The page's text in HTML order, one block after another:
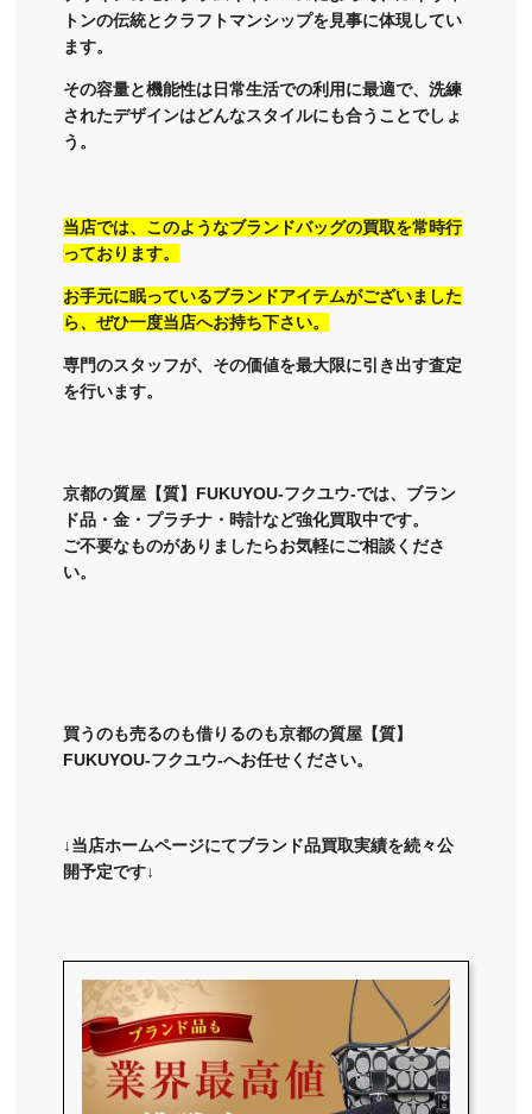
トンの伝統とクラフトマンシップを見事に体現してい
ます。
その容量と機能性は日常生活での利用に最適で、洗練
されたデザインはどんなスタイルにも合うことでしょ
う。
当店では、このようなブランドバッグの買取を常時行
っております。
お手元に眠っているブランドアイテムがございました
ら、ぜひ一度当店へお持ち下さい。
専門のスタッフが、その価値を最大限に引き出す査定
を行います。
京都の質屋【質】FUKUYOU-フクユウ-では、ブラン
ド品・金・プラチナ・時計など強化買取中です。
ご不要なものがありましたらお気軽にご相談くださ
い。
買うのも売るのも借りるのも京都の質屋【質】
FUKUYOU-フクユウ-へお任せください。
↓当店ホームページにてブランド品買取実績を続々公
開予定です↓